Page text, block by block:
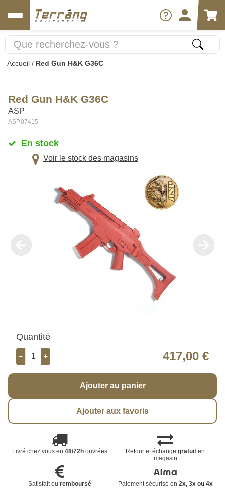
Accueil / Red Gun H&K G36C
Red Gun H&K G36C
ASP
ASP.07415
En stock
Voir le stock des magasins
Quantité
417,00 €
Ajouter au panier
Ajouter aux favoris
Livré chez vous en 48/72houvrées Retour et échangegratuit en
magasin
Satisfait ou remboursé Paiement sécurisé en 2x, 3x ou 4x